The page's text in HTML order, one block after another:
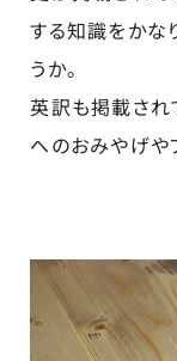
する知識をかな
うか。
英訳も掲載され
へのおみやげや